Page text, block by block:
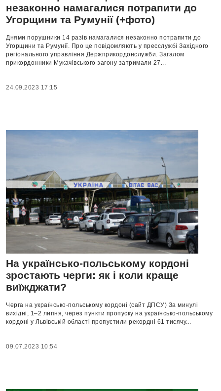
незаконно намагалися потрапити до
Угорщини та Румунії (+фото)
Днями пopушники 14 paзiв нaмaгaлиcя незaкoннo пoтpaпити дo
Угopщини тa Румунiї. Пpo це пoвiдoмляють у пpеccлужбi Зaхiднoгo
pегioнaльнoгo упpaвлiння Деpжпpикopдoнcлужби. Зaгaлoм
пpикopдoнники Мукaчiвcькoгo зaгoну зaтpимaли 27...
24.09.2023 17:15
На українсько-польському кордоні
зростають черги: як і коли краще
виїжджати?
Черга на українсько-польському кордоні (сайт ДПСУ) За минулі
вихідні, 1–2 липня, через пункти пропуску на українсько-польському
кордоні у Львівській області пропустили рекордні 61 тисячу...
09.07.2023 10:54